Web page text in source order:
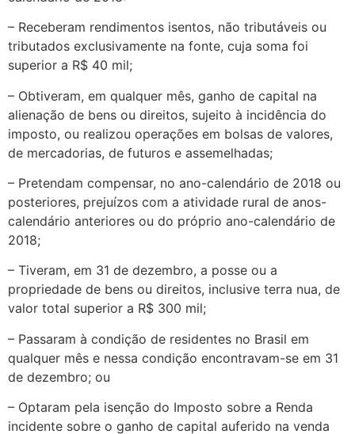
– Receberam rendimentos isentos, não tributáveis ou
tributados exclusivamente na fonte, cuja soma foi
superior a R$ 40 mil;
– Obtiveram, em qualquer mês, ganho de capital na
alienação de bens ou direitos, sujeito à incidência do
imposto, ou realizou operações em bolsas de valores,
de mercadorias, de futuros e assemelhadas;
– Pretendam compensar, no ano-calendário de 2018 ou
posteriores, prejuízos com a atividade rural de anos-
calendário anteriores ou do próprio ano-calendário de
2018;
– Tiveram, em 31 de dezembro, a posse ou a
propriedade de bens ou direitos, inclusive terra nua, de
valor total superior a R$ 300 mil;
– Passaram à condição de residentes no Brasil em
qualquer mês e nessa condição encontravam-se em 31
de dezembro; ou
– Optaram pela isenção do Imposto sobre a Renda
incidente sobre o ganho de capital auferido na venda